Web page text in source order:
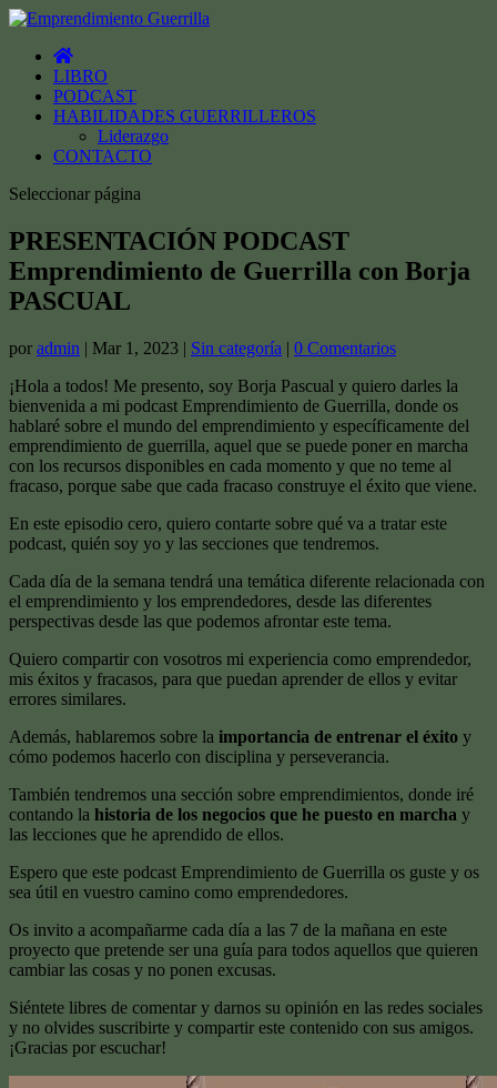
LIBRO
PODCAST
HABILIDADES GUERRILLEROS
Liderazgo
CONTACTO
Seleccionar página
PRESENTACIÓN PODCAST
Emprendimiento de Guerrilla con Borja
PASCUAL
por admin | Mar 1, 2023 | Sin categoría | 0 Comentarios
¡Hola a todos! Me presento, soy Borja Pascual y quiero darles la
bienvenida a mi podcast Emprendimiento de Guerrilla, donde os
hablaré sobre el mundo del emprendimiento y específicamente del
emprendimiento de guerrilla, aquel que se puede poner en marcha
con los recursos disponibles en cada momento y que no teme al
fracaso, porque sabe que cada fracaso construye el éxito que viene.
En este episodio cero, quiero contarte sobre qué va a tratar este
podcast, quién soy yo y las secciones que tendremos.
Cada día de la semana tendrá una temática diferente relacionada con
el emprendimiento y los emprendedores, desde las diferentes
perspectivas desde las que podemos afrontar este tema.
Quiero compartir con vosotros mi experiencia como emprendedor,
mis éxitos y fracasos, para que puedan aprender de ellos y evitar
errores similares.
Además, hablaremos sobre la importancia de entrenar el éxito y
cómo podemos hacerlo con disciplina y perseverancia.
También tendremos una sección sobre emprendimientos, donde iré
contando la historia de los negocios que he puesto en marcha y
las lecciones que he aprendido de ellos.
Espero que este podcast Emprendimiento de Guerrilla os guste y os
sea útil en vuestro camino como emprendedores.
Os invito a acompañarme cada día a las 7 de la mañana en este
proyecto que pretende ser una guía para todos aquellos que quieren
cambiar las cosas y no ponen excusas.
Siéntete libres de comentar y darnos su opinión en las redes sociales
y no olvides suscribirte y compartir este contenido con sus amigos.
¡Gracias por escuchar!